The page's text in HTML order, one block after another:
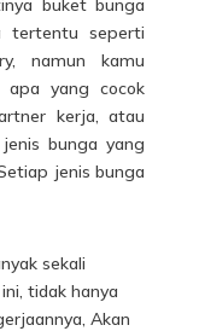
buket bunga
tertentu seperti
namun kamu
apa yang cocok
kerja, atau
bunga yang
jenis bunga
sekali
tidak hanya
Akan